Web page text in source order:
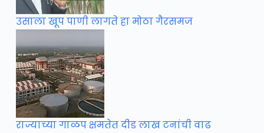
उसाला खूप पाणी लागते हा मोठा गैरसमज
राज्याच्या गाळप क्षमतेत दीड लाख टनांची वाढ